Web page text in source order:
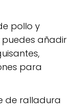
pollo y
añadir
para
de ralladura